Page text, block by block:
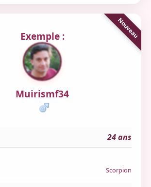
Exemple :
Muirismf34
24 ans
Scorpion